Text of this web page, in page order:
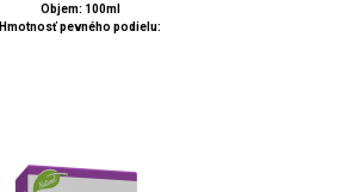
Objem: 100ml
Hmotnosť pevného podielu: